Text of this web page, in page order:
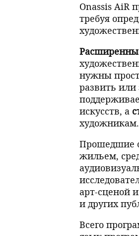
Onassis AiR
требуя
нужны
развить
искусств, а
художникам.
Прошедшие
жильем,
арт-сценой
и других
Всего